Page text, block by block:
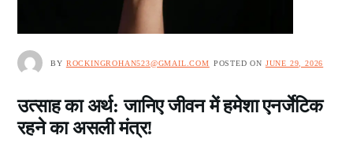
BY ROCKINGROHAN523@GMAIL.COM POSTED ON JUNE 29, 2026
उत्साह का अर्थ: जानिए जीवन में हमेशा एनर्जेटिक
रहने का असली मंत्र!